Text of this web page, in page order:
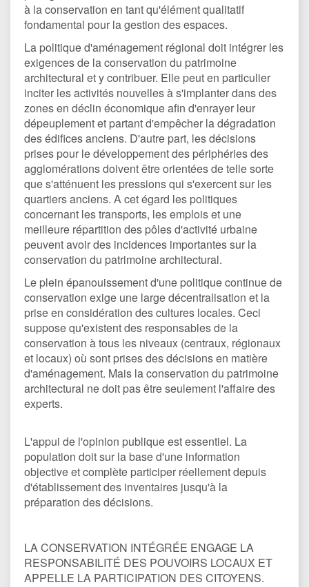
à la conservation en tant qu'élément qualitatif
fondamental pour la gestion des espaces.
La politique d'aménagement régional doit intégrer les
exigences de la conservation du patrimoine
architectural et y contribuer. Elle peut en particulier
inciter les activités nouvelles à s'implanter dans des
zones en déclin économique afin d'enrayer leur
dépeuplement et partant d'empêcher la dégradation
des édifices anciens. D'autre part, les décisions
prises pour le développement des périphéries des
agglomérations doivent être orientées de telle sorte
que s'atténuent les pressions qui s'exercent sur les
quartiers anciens. A cet égard les politiques
concernant les transports, les emplois et une
meilleure répartition des pôles d'activité urbaine
peuvent avoir des incidences importantes sur la
conservation du patrimoine architectural.
Le plein épanouissement d'une politique continue de
conservation exige une large décentralisation et la
prise en considération des cultures locales. Ceci
suppose qu'existent des responsables de la
conservation à tous les niveaux (centraux, régionaux
et locaux) où sont prises des décisions en matière
d'aménagement. Mais la conservation du patrimoine
architectural ne doit pas être seulement l'affaire des
experts.
L'appui de l'opinion publique est essentiel. La
population doit sur la base d'une information
objective et complète participer réellement depuis
d'établissement des inventaires jusqu'à la
préparation des décisions.
LA CONSERVATION INTÉGRÉE ENGAGE LA
RESPONSABILITÉ DES POUVOIRS LOCAUX ET
APPELLE LA PARTICIPATION DES CITOYENS.